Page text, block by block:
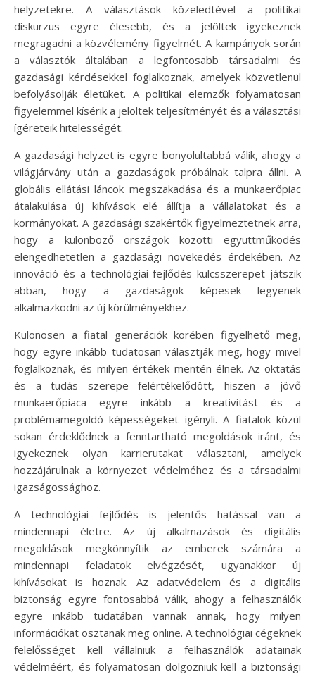
helyzetekre. A választások közeledtével a politikai
diskurzus egyre élesebb, és a jelöltek igyekeznek
megragadni a közvélemény figyelmét. A kampányok során
a választók általában a legfontosabb társadalmi és
gazdasági kérdésekkel foglalkoznak, amelyek közvetlenül
befolyásolják életüket. A politikai elemzők folyamatosan
figyelemmel kísérik a jelöltek teljesítményét és a választási
ígéreteik hitelességét.
A gazdasági helyzet is egyre bonyolultabbá válik, ahogy a
világjárvány után a gazdaságok próbálnak talpra állni. A
globális ellátási láncok megszakadása és a munkaerőpiac
átalakulása új kihívások elé állítja a vállalatokat és a
kormányokat. A gazdasági szakértők figyelmeztetnek arra,
hogy a különböző országok közötti együttműködés
elengedhetetlen a gazdasági növekedés érdekében. Az
innováció és a technológiai fejlődés kulcsszerepet játszik
abban, hogy a gazdaságok képesek legyenek
alkalmazkodni az új körülményekhez.
Különösen a fiatal generációk körében figyelhető meg,
hogy egyre inkább tudatosan választják meg, hogy mivel
foglalkoznak, és milyen értékek mentén élnek. Az oktatás
és a tudás szerepe felértékelődött, hiszen a jövő
munkaerőpiaca egyre inkább a kreativitást és a
problémamegoldó képességeket igényli. A fiatalok közül
sokan érdeklődnek a fenntartható megoldások iránt, és
igyekeznek olyan karrierutakat választani, amelyek
hozzájárulnak a környezet védelméhez és a társadalmi
igazságossághoz.
A technológiai fejlődés is jelentős hatással van a
mindennapi életre. Az új alkalmazások és digitális
megoldások megkönnyítik az emberek számára a
mindennapi feladatok elvégzését, ugyanakkor új
kihívásokat is hoznak. Az adatvédelem és a digitális
biztonság egyre fontosabbá válik, ahogy a felhasználók
egyre inkább tudatában vannak annak, hogy milyen
információkat osztanak meg online. A technológiai cégeknek
felelősséget kell vállalniuk a felhasználók adatainak
védelméért, és folyamatosan dolgozniuk kell a biztonsági